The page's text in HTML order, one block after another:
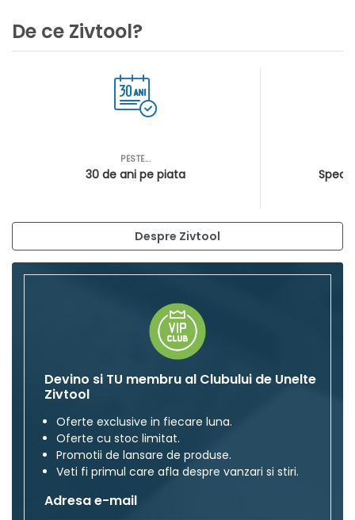
De ce Zivtool?
PESTE...
30 de ani pe piata
Despre Zivtool
Devino si TU membru al Clubului de Unelte
Zivtool
Oferte exclusive in fiecare luna.
Oferte cu stoc limitat.
Promotii de lansare de produse.
Veti fi primul care afla despre vanzari si stiri.
Adresa e-mail